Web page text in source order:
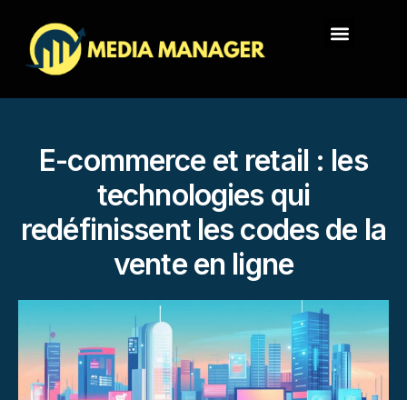
E-commerce et retail : les
technologies qui
redéfinissent les codes de la
vente en ligne